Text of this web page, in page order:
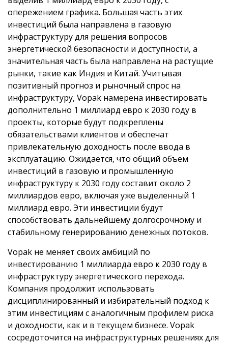
опережением графика. Большая часть этих
инвестиций была направлена в газовую
инфраструктуру для решения вопросов
энергетической безопасности и доступности, а
значительная часть была направлена на растущие
рынки, такие как Индия и Китай. Учитывая
позитивный прогноз и рыночный спрос на
инфраструктуру, Vopak намерена инвестировать
дополнительно 1 миллиард евро к 2030 году в
проекты, которые будут подкреплены
обязательствами клиентов и обеспечат
привлекательную доходность после ввода в
эксплуатацию. Ожидается, что общий объем
инвестиций в газовую и промышленную
инфраструктуру к 2030 году составит около 2
миллиардов евро, включая уже выделенный 1
миллиард евро. Эти инвестиции будут
способствовать дальнейшему долгосрочному и
стабильному генерированию денежных потоков.
Vopak не меняет своих амбиций по
инвестированию 1 миллиарда евро к 2030 году в
инфраструктуру энергетического перехода.
Компания продолжит использовать
дисциплинированный и избирательный подход к
этим инвестициям с аналогичным профилем риска
и доходности, как и в текущем бизнесе. Vopak
сосредоточится на инфраструктурных решениях для